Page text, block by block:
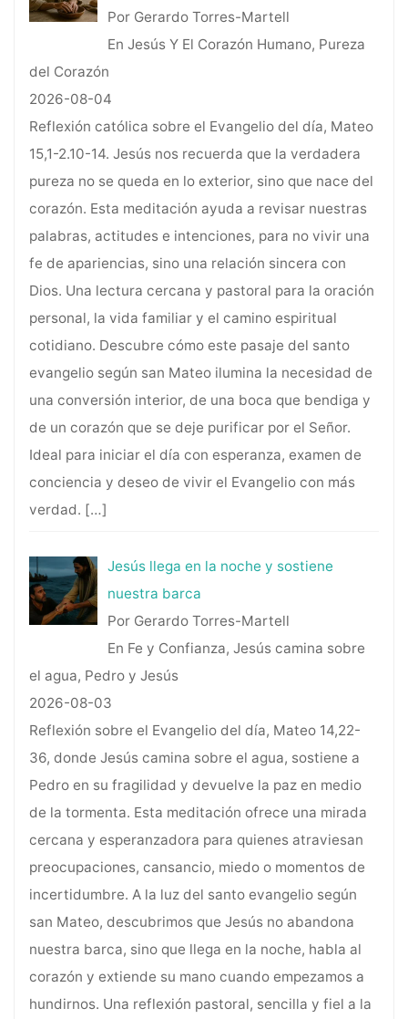
Por Gerardo Torres-Martell
En Jesús Y El Corazón Humano, Pureza
del Corazón
2026-08-04
Reflexión católica sobre el Evangelio del día, Mateo
15,1-2.10-14. Jesús nos recuerda que la verdadera
pureza no se queda en lo exterior, sino que nace del
corazón. Esta meditación ayuda a revisar nuestras
palabras, actitudes e intenciones, para no vivir una
fe de apariencias, sino una relación sincera con
Dios. Una lectura cercana y pastoral para la oración
personal, la vida familiar y el camino espiritual
cotidiano. Descubre cómo este pasaje del santo
evangelio según san Mateo ilumina la necesidad de
una conversión interior, de una boca que bendiga y
de un corazón que se deje purificar por el Señor.
Ideal para iniciar el día con esperanza, examen de
conciencia y deseo de vivir el Evangelio con más
verdad. […]
Jesús llega en la noche y sostiene
nuestra barca
Por Gerardo Torres-Martell
En Fe y Confianza, Jesús camina sobre
el agua, Pedro y Jesús
2026-08-03
Reflexión sobre el Evangelio del día, Mateo 14,22-
36, donde Jesús camina sobre el agua, sostiene a
Pedro en su fragilidad y devuelve la paz en medio
de la tormenta. Esta meditación ofrece una mirada
cercana y esperanzadora para quienes atraviesan
preocupaciones, cansancio, miedo o momentos de
incertidumbre. A la luz del santo evangelio según
san Mateo, descubrimos que Jesús no abandona
nuestra barca, sino que llega en la noche, habla al
corazón y extiende su mano cuando empezamos a
hundirnos. Una reflexión pastoral, sencilla y fiel a la